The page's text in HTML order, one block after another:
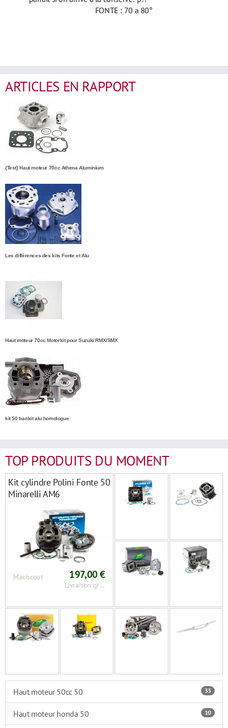
FONTE : 70 a 80°
ARTICLES EN RAPPORT
{Test} Haut moteur 70cc Athena Aluminium
Les différences des kits Fonte et Alu
Haut moteur 70cc Motorkit pour Suzuki RMX/SMX
kit 50 barikit alu homologue
TOP PRODUITS DU MOMENT
Kit cylindre Polini Fonte 50
Minarelli AM6
Maxiscoot 197,00 €
Livraison gratuite
33
Haut moteur 50cc 50
10
Haut moteur honda 50